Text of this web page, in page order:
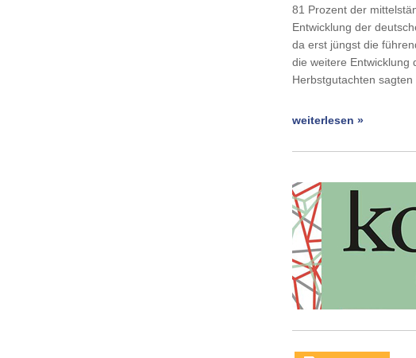
81 Prozent der
Entwicklung der
da erst jüngst die
die weitere Entwicklung
Herbstgutachten
weiterlesen »